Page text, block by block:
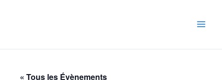
« Tous les Évènements